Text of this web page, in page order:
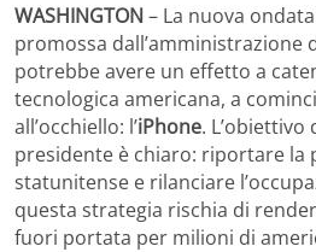
WASHINGTON– La nuova
promossa dall’amministrazione
potrebbe avere un effetto a
tecnologica americana, a
all’occhiello: l’iPhone.
presidente è chiaro: riportare la
statunitense e rilanciare
questa strategia rischia di
fuori portata per milioni di